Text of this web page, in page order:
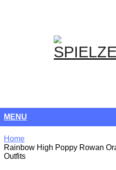
MENU
Home
Rainbow High Poppy Rowan
Outfits